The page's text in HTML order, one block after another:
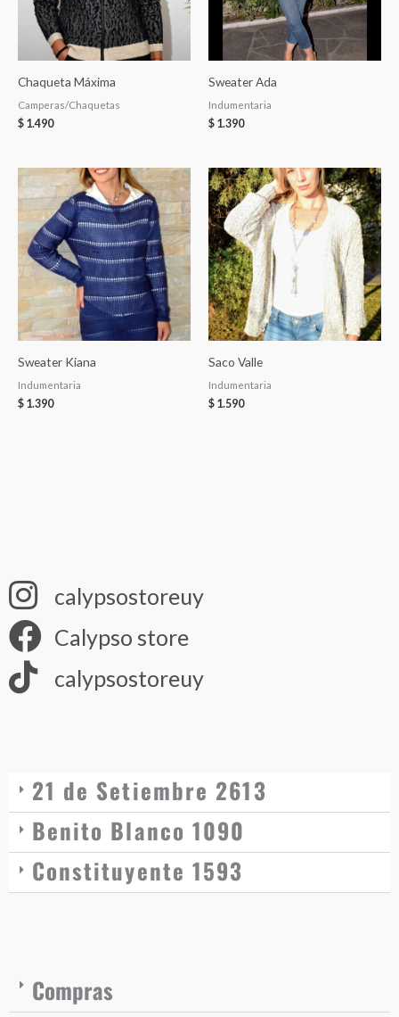
Chaqueta Máxima
Camperas/Chaquetas
$ 1.490
Sweater Ada
Indumentaria
$ 1.390
Sweater Kiana
Indumentaria
$ 1.390
Saco Valle
Indumentaria
$ 1.590
calypsostoreuy
Calypso store
calypsostoreuy
21 de Setiembre 2613
Benito Blanco 1090
Constituyente 1593
Compras